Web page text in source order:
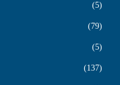
5
79
5
137